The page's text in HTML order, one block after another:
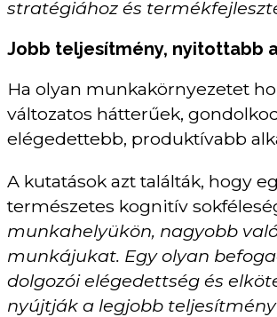
stratégiához és
Jobb teljesítmény, nyitottabb
Ha olyan munkakörnyezetet
változatos hátterűek,
elégedettebb, produktívabb
A kutatások azt találták, hogy
természetes kognitív
munkahelyükön, nagyobb
munkájukat. Egy olyan
dolgozói elégedettség és
nyújtják a legjobb